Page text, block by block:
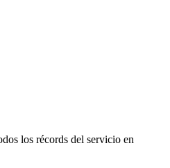
los récords del servicio en